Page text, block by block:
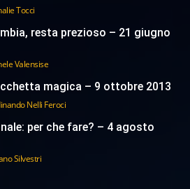
Tocci
resta prezioso – 21 giugno
Valensise
magica – 9 ottobre 2013
Nelli Feroci
per che fare? – 4 agosto
Silvestri